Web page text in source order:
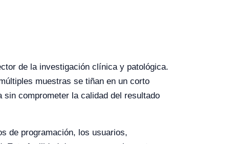
de la investigación clínica y patológica.
muestras se tiñan en un corto
comprometer la calidad del resultado
de programación, los usuarios,